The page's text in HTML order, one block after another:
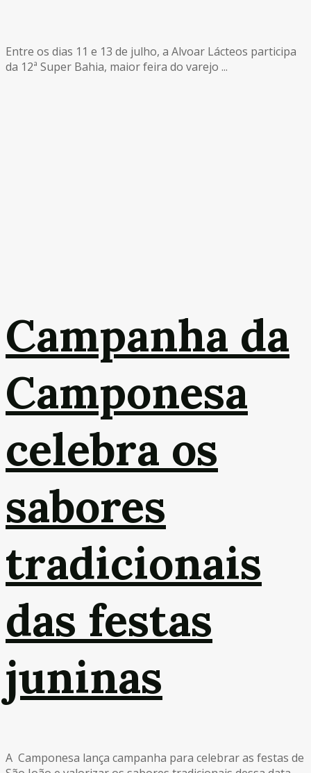
Entre os dias 11 e 13 de julho, a Alvoar Lácteos participa
da 12ª Super Bahia, maior feira do varejo ...
Campanha da
Camponesa
celebra os
sabores
tradicionais
das festas
juninas
A Camponesa lança campanha para celebrar as festas de